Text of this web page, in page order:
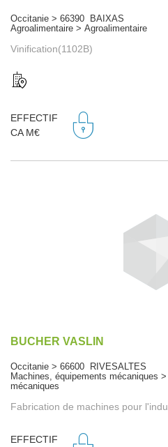
Occitanie > 66390 BAIXAS
Agroalimentaire > Agroalimentaire
Vinification(1102B)
EFFECTIF
CA M€
BUCHER VASLIN
Occitanie > 66600 RIVESALTES
Machines, équipements mécaniques
mécaniques
Fabrication de machines pour
EFFECTIF